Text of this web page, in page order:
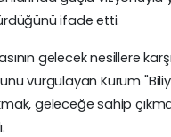
ifade etti.
gelecek nesillere
vurgulayan Kurum
geleceğe sahip